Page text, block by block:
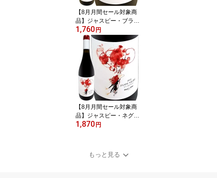
ン ピュア 黄金桃 ラ・フ
ランス
【8月月間セール対象商
品】ジャスピー・ブラン
2023 スペイン 白ワイン
750ml ミディアムボディ
寄りのライトボディ 辛口
カタルーニャ テラ・アル
タ トニ・コカ コカ兄弟
ガルナッチャ・ブランカ
マカベオ 古木 高樹齢 ガ
ルナッチャ・ブランカ7
0% マカベオ30% 手摘み
1,760円
【8月月間セール対象商
品】ジャスピー・ネグレ
2021 スペイン 赤ワイン
モンサン コカ・イ・フィ
ト トニ・コカ 最高樹齢7
1,870円
もっと見る